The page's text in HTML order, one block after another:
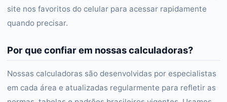
site nos favoritos do celular para acessar rapidamente
quando precisar.
Por que confiar em nossas calculadoras?
Nossas calculadoras são desenvolvidas por especialistas
em cada área e atualizadas regularmente para refletir as